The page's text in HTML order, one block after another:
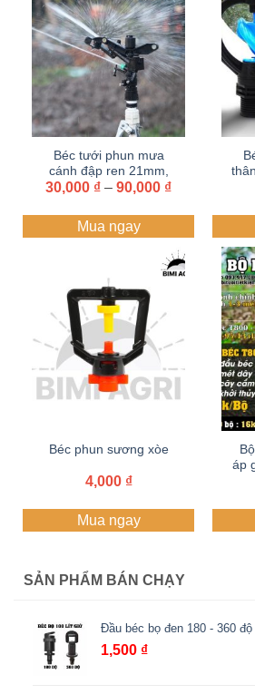
Béc tưới phun mưa
cánh đập ren 21mm,
27mm, 34mm xoay
30,000 ₫ – 90,000 ₫Khoảng
từ
90,000 ₫
Mua ngay
Béc phun sương xòe
4,000 ₫
Mua ngay
áp
SẢN PHẨM BÁN CHẠY
Đầu béc bọ đen 180 - 360
1,500 ₫